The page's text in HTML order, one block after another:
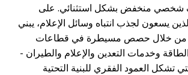
منخفض بشكل استثنائي. على
لجذب انتباه وسائل الإعلام، يبني
خلال حصص مسيطرة في قطاعات
وخدمات التعدين والإعلام والطيران -
العمود الفقري للبنية التحتية